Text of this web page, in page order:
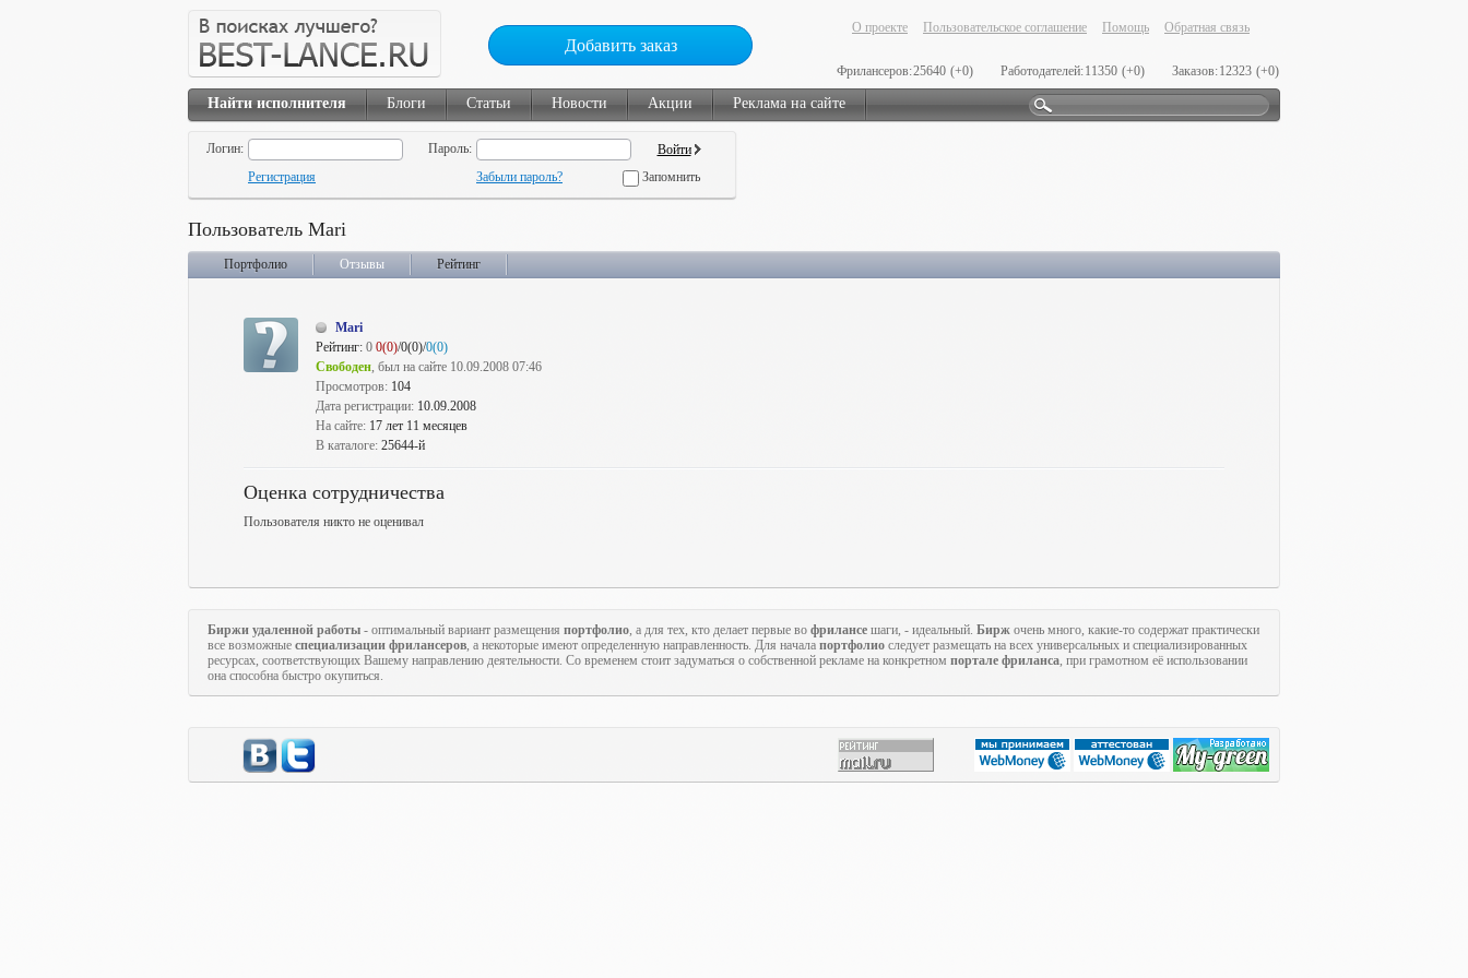
Добавить заказ
О проекте Пользовательское соглашение Помощь Обратная связь
Фрилансеров:25640 (+0) Работодателей:11350 (+0) Заказов:12323 (+0)
Найти исполнителя Блоги Статьи Новости Акции Реклама на сайте
Логин:
Пароль:
Регистрация
Забыли пароль? Запомнить
Пользователь Mari
Портфолио Отзывы Рейтинг
Mari
Рейтинг: 0 0(0)/0(0)/0(0)
Свободен, был на сайте 10.09.2008 07:46
Просмотров: 104
Дата регистрации: 10.09.2008
На сайте: 17 лет 11 месяцев
В каталоге: 25644-й
Оценка сотрудничества
Пользователя никто не оценивал
Биржи удаленной работы - оптимальный вариант размещения портфолио, а для тех, кто делает первые во фрилансе шаги, - идеальный. Бирж очень много, какие-то содержат практически
все возможные специализации фрилансеров, а некоторые имеют определенную направленность. Для начала портфолио следует размещать на всех универсальных и специализированных
ресурсах, соответствующих Вашему направлению деятельности. Со временем стоит задуматься о собственной рекламе на конкретном портале фриланса, при грамотном её использовании
она способна быстро окупиться.